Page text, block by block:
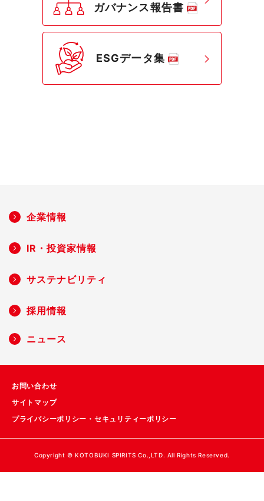
ガバナンス報告書
ESGデータ集
企業情報
IR・投資家情報
サステナビリティ
採用情報
ニュース
お問い合わせ
サイトマップ
プライバシーポリシー・セキュリティーポリシー
Copyright © KOTOBUKI SPIRITS Co.,LTD. All Rights Reserved.